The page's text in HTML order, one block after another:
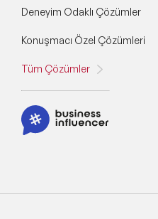
Deneyim Odaklı Çözümler
Konuşmacı Özel Çözümleri
Tüm Çözümler